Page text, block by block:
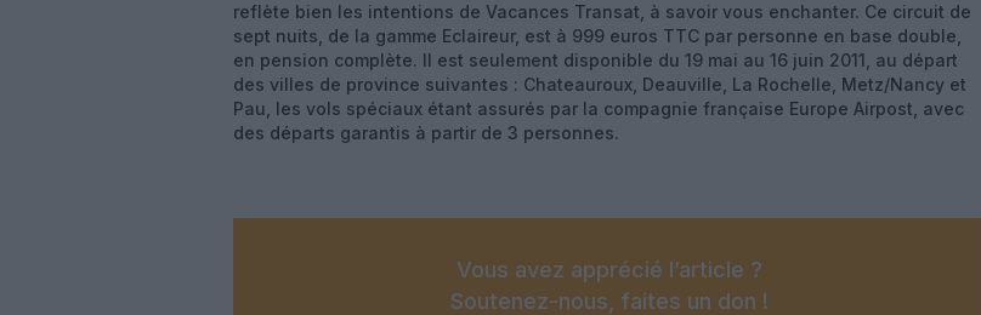
reflète bien les intentions de Vacances Transat, à savoir vous enchanter. Ce circuit de
sept nuits, de la gamme Eclaireur, est à 999 euros TTC par personne en base double,
en pension complète. Il est seulement disponible du 19 mai au 16 juin 2011, au départ
des villes de province suivantes : Chateauroux, Deauville, La Rochelle, Metz/Nancy et
Pau, les vols spéciaux étant assurés par la compagnie française Europe Airpost, avec
des départs garantis à partir de 3 personnes.
Vous avez apprécié l’article ?
Soutenez-nous, faites un don !